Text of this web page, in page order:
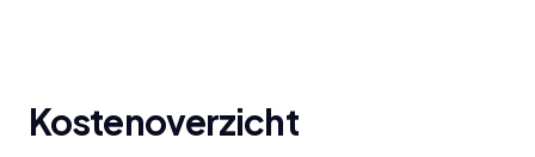
Kostenoverzicht